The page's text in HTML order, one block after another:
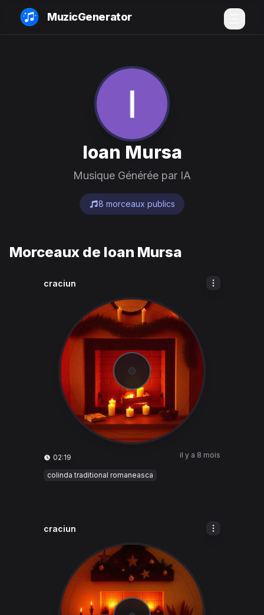
MuzicGenerator
Ioan Mursa
Musique Générée par IA
8 morceaux publics
Morceaux de Ioan Mursa
craciun
02:19 il y a 8 mois
colinda traditional romaneasca
craciun